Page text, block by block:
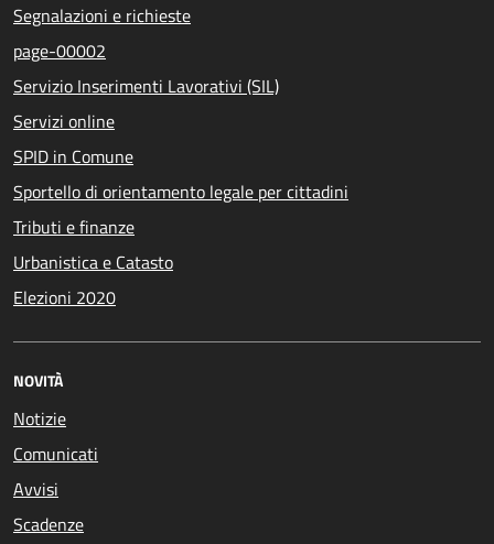
Segnalazioni e richieste
page-00002
Servizio Inserimenti Lavorativi (SIL)
Servizi online
SPID in Comune
Sportello di orientamento legale per cittadini
Tributi e finanze
Urbanistica e Catasto
Elezioni 2020
NOVITÀ
Notizie
Comunicati
Avvisi
Scadenze